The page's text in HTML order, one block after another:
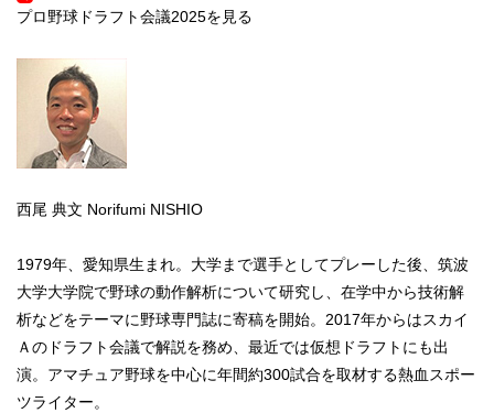
プロ野球ドラフト会議2025を見る
西尾 典文 Norifumi NISHIO
1979年、愛知県生まれ。大学まで選手としてプレーした後、筑波
大学大学院で野球の動作解析について研究し、在学中から技術解
析などをテーマに野球専門誌に寄稿を開始。2017年からはスカイ
Ａのドラフト会議で解説を務め、最近では仮想ドラフトにも出
演。アマチュア野球を中心に年間約300試合を取材する熱血スポー
ツライター。